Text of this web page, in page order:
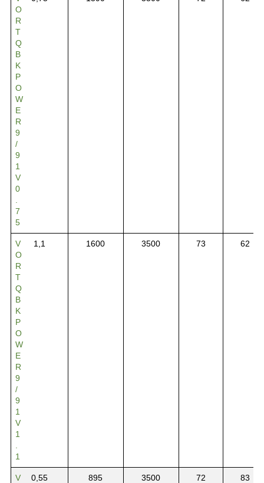
O
R
T
Q
B
K
P
O
W
E
R
9
/
9
1
V
0
7
5
V
O
R
T
Q
B
K
P
O
W
E
R
9
/
9
1
V
1
1
1,1 1600 3500 73 62
V
0,55 895 3500 72 83